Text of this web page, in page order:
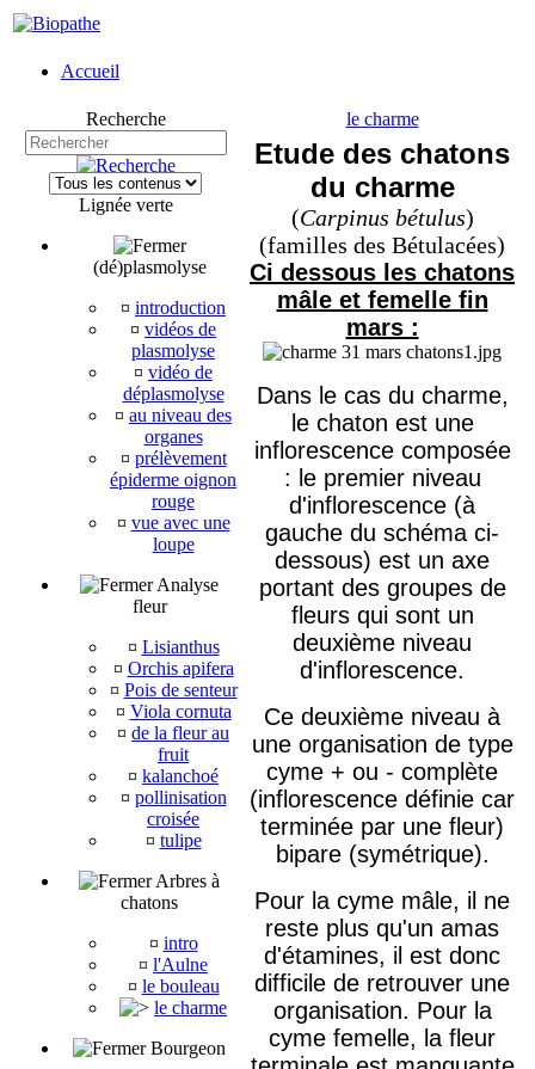
Accueil
Recherche
Lignée verte
(dé)plasmolyse
¤ introduction
¤ vidéos de
plasmolyse
¤ vidéo de
déplasmolyse
¤ au niveau des
organes
¤ prélèvement
épiderme oignon
rouge
¤ vue avec une
loupe
Analyse
fleur
¤ Lisianthus
¤ Orchis apifera
¤ Pois de senteur
¤ Viola cornuta
¤ de la fleur au
fruit
¤ kalanchoé
¤ pollinisation
croisée
¤ tulipe
Arbres à
chatons
¤ intro
¤ l'Aulne
¤ le bouleau
le charme
Bourgeon
le charme
Etude des chatons
du charme
(Carpinus bétulus)
(familles des Bétulacées)
Ci dessous les chatons
mâle et femelle fin
mars :
Dans le cas du charme,
le chaton est une
inflorescence composée
: le premier niveau
d'inflorescence (à
gauche du schéma ci-
dessous) est un axe
portant des groupes de
fleurs qui sont un
deuxième niveau
d'inflorescence.
Ce deuxième niveau à
une organisation de type
cyme + ou - complète
(inflorescence définie car
terminée par une fleur)
bipare (symétrique).
Pour la cyme mâle, il ne
reste plus qu'un amas
d'étamines, il est donc
difficile de retrouver une
organisation. Pour la
cyme femelle, la fleur